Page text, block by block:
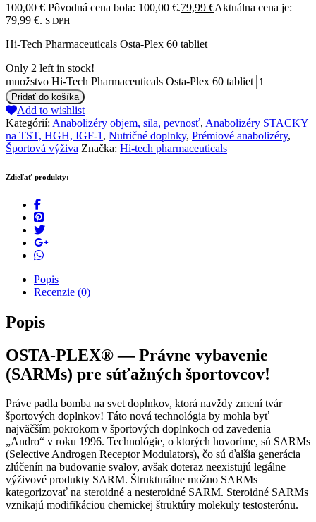
100,00€ Pôvodná cena bola: 100,00 €.79,99 €Aktuálna cena je:
79,99 €. S DPH
Hi-Tech Pharmaceuticals Osta-Plex 60 tabliet
Only 2 left in stock!
množstvo Hi-Tech Pharmaceuticals Osta-Plex 60 tabliet
Pridať do košíka
Add to wishlist
Kategórií: Anabolizéry objem, sila, pevnosť, Anabolizéry STACKY
na TST, HGH, IGF-1 , Nutričné doplnky, Prémiové anabolizéry,
Športová výživa Značka: Hi-tech pharmaceuticals
Zdieľať produkty:
Popis
Recenzie (0)
Popis
OSTA-PLEX® — Právne vybavenie
(SARMs) pre súťažných športovcov!
Práve padla bomba na svet doplnkov, ktorá navždy zmení tvár
športových doplnkov! Táto nová technológia by mohla byť
najväčším pokrokom v športových doplnkoch od zavedenia
„Andro“ v roku 1996. Technológie, o ktorých hovoríme, sú SARMs
(Selective Androgen Receptor Modulators), čo sú ďalšia generácia
zlúčenín na budovanie svalov, avšak doteraz neexistujú legálne
výživové produkty SARM. Štrukturálne možno SARMs
kategorizovať na steroidné a nesteroidné SARM. Steroidné SARMs
vznikajú modifikáciou chemickej štruktúry molekuly testosterónu.